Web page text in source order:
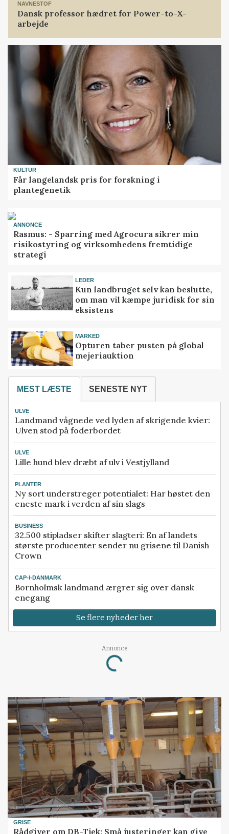
NAVNESTOF
Dansk professor hædret for Power-to-X-
arbejde
KULTUR
Får langelandsk pris for forskning i
plantegenetik
ANNONCE
Rasmus: - Sparring med Agrocura sikrer min
risikostyring og virksomhedens fremtidige
strategi
LEDER
Kun landbruget selv kan beslutte,
om man vil kæmpe juridisk for sin
eksistens
MARKED
Opturen taber pusten på global
mejeriauktion
MEST LÆSTE SENESTE NYT
ULVE
Landmand vågnede ved lyden af skrigende kvier:
Ulven stod på foderbordet
ULVE
Lille hund blev dræbt af ulv i Vestjylland
PLANTER
Ny sort understreger potentialet: Har høstet den
eneste mark i verden af sin slags
BUSINESS
32.500 stipladser skifter slagteri: En af landets
største producenter sender nu grisene til Danish
Crown
CAP-I-DANMARK
Bornholmsk landmand ærgrer sig over dansk
enegang
Se flere nyheder her
Annonce
Loading...
GRISE
Rådgiver om DB-Tjek: Små justeringer kan give